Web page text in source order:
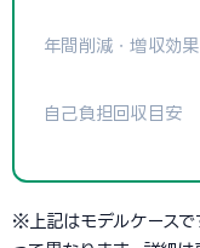
年間削減・増収効果
自己負担回収目安
※上記はモデルケースで